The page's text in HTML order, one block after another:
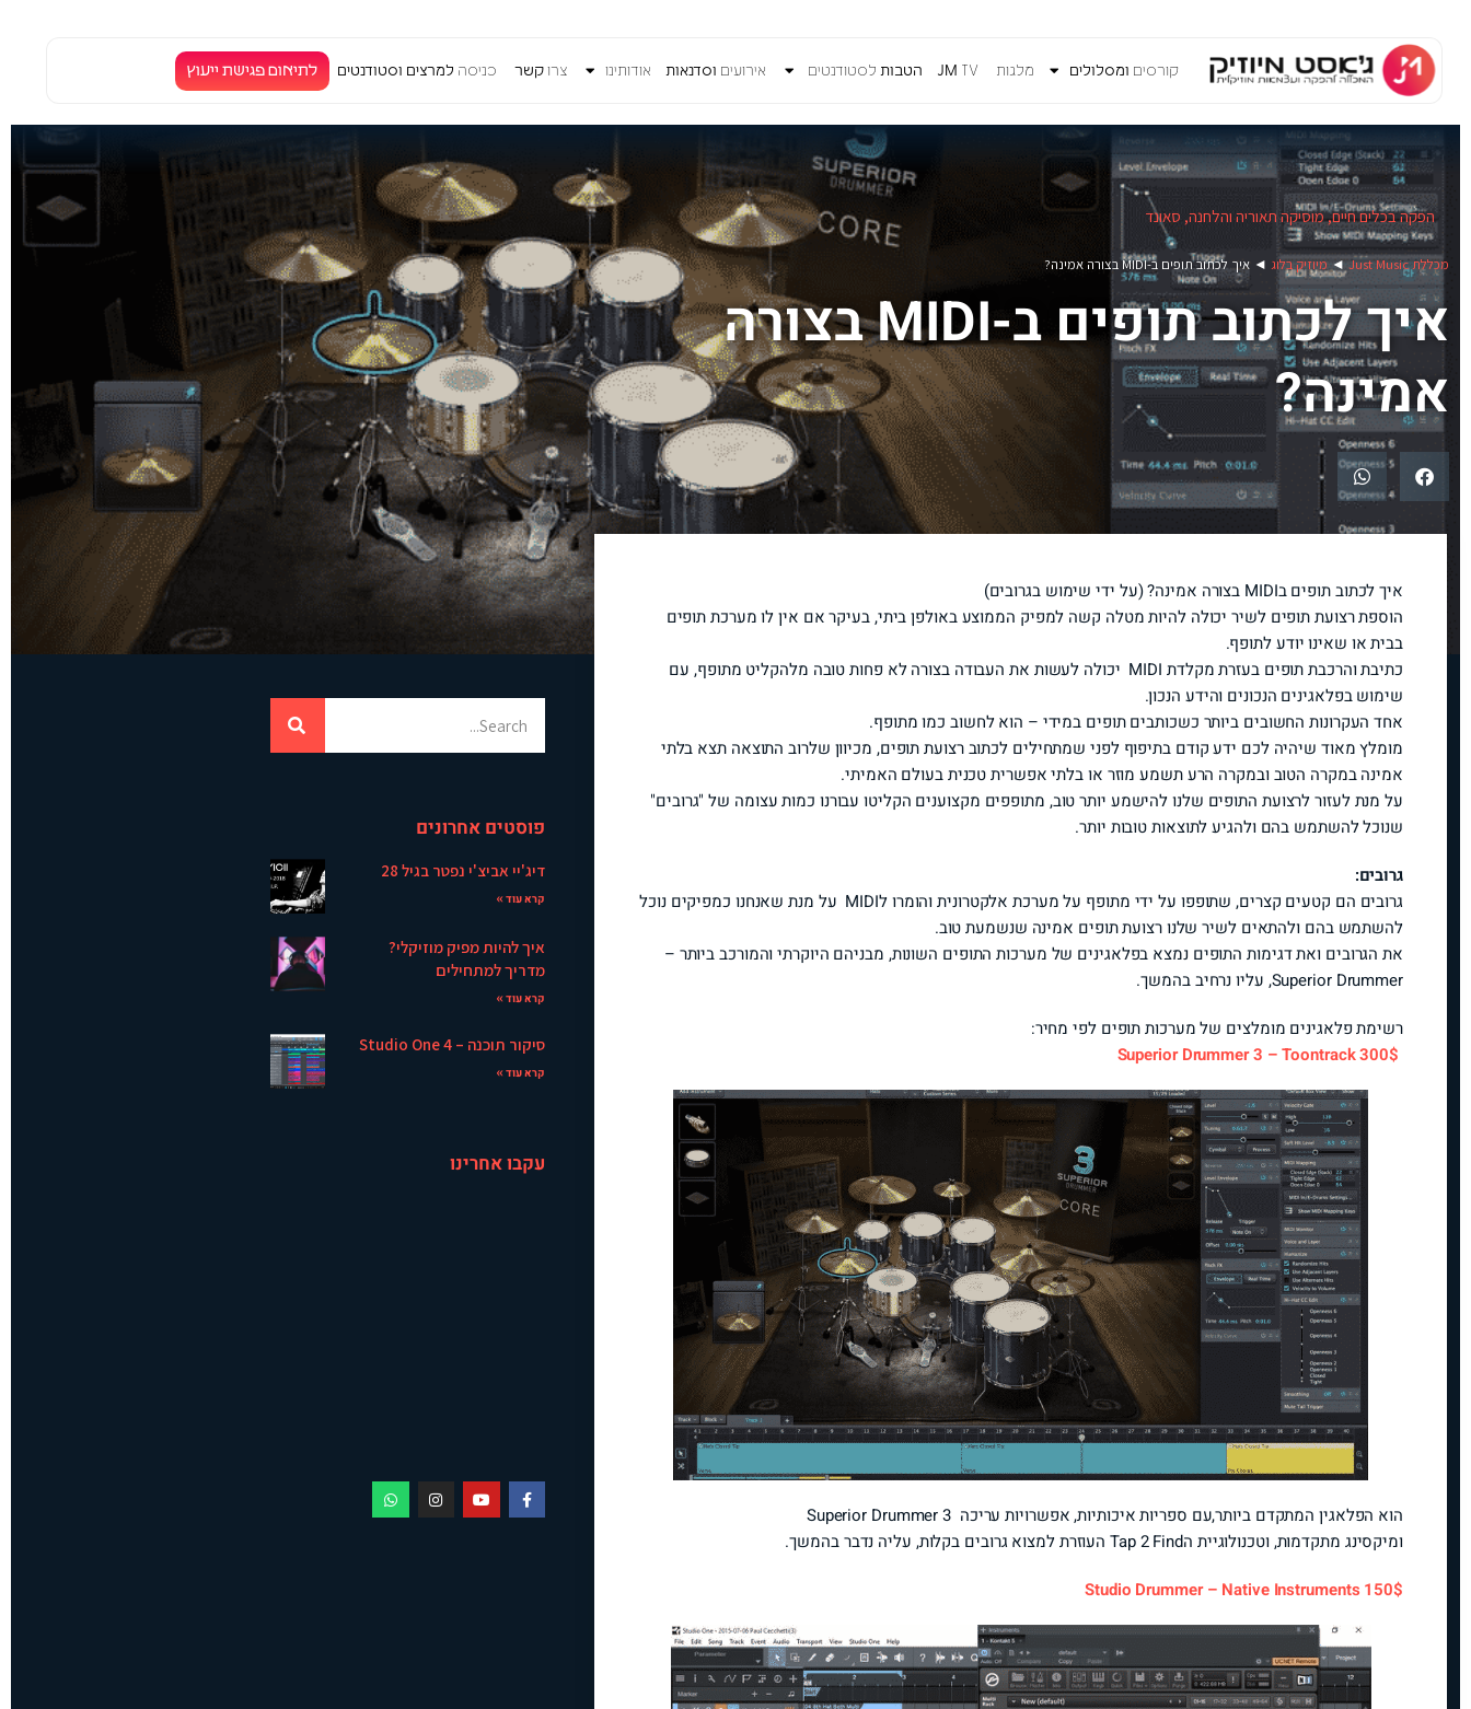
קורסים ומסלולים מלגות JM הטבות לסטודנטים אירועים וסדנאות אודותינו צרוקשר כניסה למרצים וסטודנטים לתיאום פגישת ייעוץ
הפקה בכלים חיים,מוסיקה תאוריה והלחנה, סאונד
מכללת Just Music ◄מיוזיק בלוג ◄ איך לכתוב תופים ב-MIDI בצורה אמינה?
איך לכתוב תופים ב-MIDI בצורה
אמינה?
איך לכתוב תופים בMIDI בצורה אמינה? (על ידי שימוש בגרובים)
הוספת רצועת תופים לשיר יכולה להיות מטלה קשה למפיק הממוצע באולפן ביתי, בעיקר אם אין לו מערכת תופים
בבית או שאינו יודע לתופף.
כתיבת והרכבת תופים בעזרת מקלדת MIDI יכולה לעשות את העבודה בצורה לא פחות טובה מלהקליט מתופף, עם
שימוש בפלאגינים הנכונים והידע הנכון.
אחד העקרונות החשובים ביותר כשכותבים תופים במידי – הוא לחשוב כמו מתופף.
מומלץ מאוד שיהיה לכם ידע קודם בתיפוף לפני שמתחילים לכתוב רצועת תופים, מכיוון שלרוב התוצאה תצא בלתי
אמינה במקרה הטוב ובמקרה הרע תשמע מוזר או בלתי אפשרית טכנית בעולם האמיתי.
על מנת לעזור לרצועת התופים שלנו להישמע יותר טוב, מתופפים מקצוענים הקליטו עבורנו כמות עצומה של "גרובים"
שנוכל להשתמש בהם ולהגיע לתוצאות טובות יותר.
גרובים:
גרובים הם קטעים קצרים, שתופפו על ידי מתופף על מערכת אלקטרונית והומרו לMIDI על מנת שאנחנו כמפיקים נוכל
להשתמש בהם ולהתאים לשיר שלנו רצועת תופים אמינה שנשמעת טוב.
את הגרובים ואת דגימות התופים נמצא בפלאגינים של מערכות התופים השונות, מבניהם היוקרתי והמורכב ביותר –
Superior Drummer, עליו נרחיב בהמשך.
רשימת פלאגינים מומלצים של מערכות תופים לפי מחיר:
300$ Superior Drummer 3 – Toontrack
הוא הפלאגין המתקדם ביותר,עם ספריות איכותיות, אפשרויות עריכה Superior Drummer 3
ומיקסינג מתקדמות, וטכנולוגיית הTap 2 Find העוזרת למצוא גרובים בקלות, עליה נדבר בהמשך.
Studio Drummer – Native Instruments 150$
פוסטים אחרונים
דיג'יי אביצ'י נפטר בגיל 28
קרא עוד »
איך להיות מפיק מוזיקלי?
מדריך למתחילים
קרא עוד »
סיקור תוכנה – Studio One 4
קרא עוד »
עקבו אחרינו